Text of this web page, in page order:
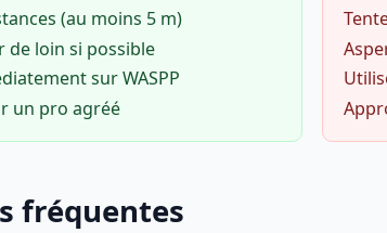
(au moins 5 m)
de loin si possible
sur WASPP
un pro agréé
fréquentes